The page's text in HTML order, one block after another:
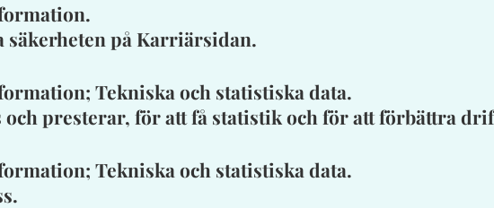
säkerheten på Karriärsidan.
Tekniska och statistiska data.
presterar, för att få statistik och för att förbättra
Tekniska och statistiska data.